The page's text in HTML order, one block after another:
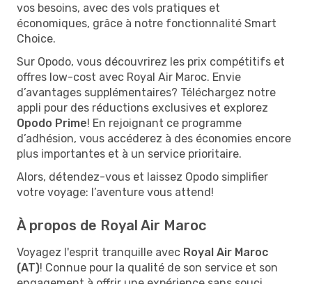
vos besoins, avec des vols pratiques et
économiques, grâce à notre fonctionnalité Smart
Choice.
Sur Opodo, vous découvrirez les prix compétitifs et
offres low-cost avec Royal Air Maroc. Envie
d’avantages supplémentaires? Téléchargez notre
appli pour des réductions exclusives et explorez
Opodo Prime! En rejoignant ce programme
d’adhésion, vous accéderez à des économies encore
plus importantes et à un service prioritaire.
Alors, détendez-vous et laissez Opodo simplifier
votre voyage: l’aventure vous attend!
À propos de Royal Air Maroc
Voyagez l'esprit tranquille avec Royal Air Maroc
(AT)! Connue pour la qualité de son service et son